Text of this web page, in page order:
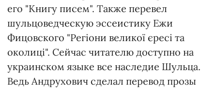
его "Книгу писем". Также перевел
шульцоведческую эссеистику Ежи
Фицовского "Регіони великої єресі та
околиці". Сейчас читателю доступно на
украинском языке все наследие Шульца.
Ведь Андрухович сделал перевод прозы